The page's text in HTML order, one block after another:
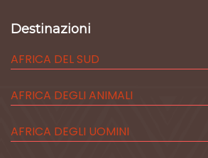
Destinazioni
AFRICA DEL SUD
AFRICA DEGLI ANIMALI
AFRICA DEGLI UOMINI